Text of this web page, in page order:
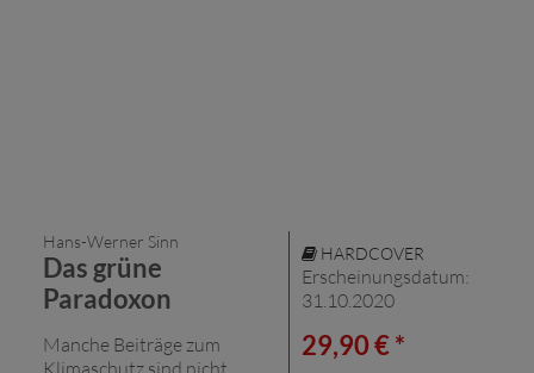
Hans-Werner Sinn
Das grüne
Paradoxon
Manche Beiträge zum
Klimaschutz sind nicht
HARDCOVER
Erscheinungsdatum:
31.10.2020
29,90 € *